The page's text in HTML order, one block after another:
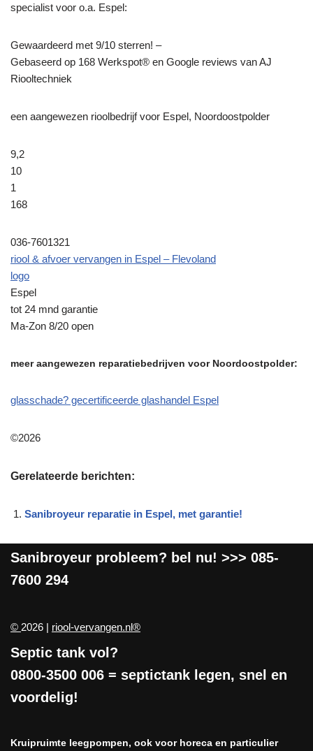
specialist voor o.a. Espel:
Gewaardeerd met 9/10 sterren! –
Gebaseerd op 168 Werkspot® en Google reviews van AJ
Riooltechniek
een aangewezen rioolbedrijf voor Espel, Noordoostpolder
9,2
10
1
168
036-7601321
riool & afvoer vervangen in Espel – Flevoland
logo
Espel
tot 24 mnd garantie
Ma-Zon 8/20 open
meer aangewezen reparatiebedrijven voor Noordoostpolder:
glasschade? gecertificeerde glashandel Espel
©2026
Gerelateerde berichten:
Sanibroyeur reparatie in Espel, met garantie!
Sanibroyeur probleem? bel nu! >>> 085-
7600 294
© 2026 | riool-vervangen.nl®
Septic tank vol?
0800-3500 006 = septictank legen, snel en
voordelig!
Kruipruimte leegpompen, ook voor horeca en particulier